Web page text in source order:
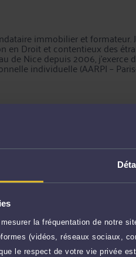
la fréquentation de notre
(vidéos, réseaux sociaux,
le respect de votre vie privée
immobilier et formateur.
en Droit et contentieux des
de Nice depuis 2006, j’exerce
individuelle (AARPI –
principalement en
qu’en droits et libertés
Mon équipe,
dans le respect de la
des différends, j’assure
lequipe/zia-oloumi.htm
150 €TTC